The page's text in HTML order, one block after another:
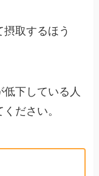
取するほう
下している人
ださい。